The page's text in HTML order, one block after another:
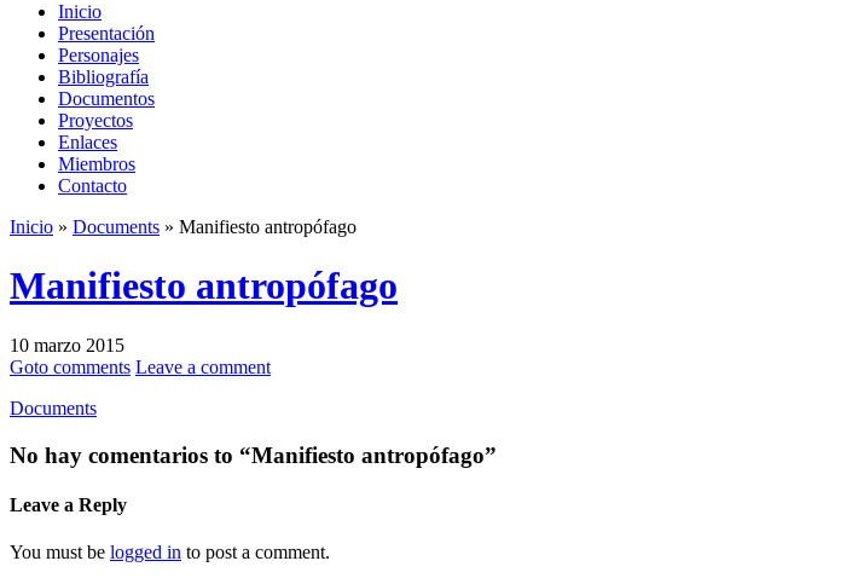
Inicio
Presentación
Personajes
Bibliografía
Documentos
Proyectos
Enlaces
Miembros
Contacto
Inicio » Documents » Manifiesto antropófago
Manifiesto antropófago
10 marzo 2015
Goto comments Leave a comment
Documents
No hay comentarios to “Manifiesto antropófago”
Leave a Reply
You must be logged in to post a comment.